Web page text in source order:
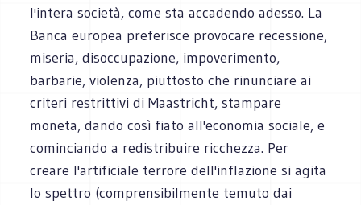
l'intera società, come sta accadendo adesso. La
Banca europea preferisce provocare recessione,
miseria, disoccupazione, impoverimento,
barbarie, violenza, piuttosto che rinunciare ai
criteri restrittivi di Maastricht, stampare
moneta, dando così fiato all'economia sociale, e
cominciando a redistribuire ricchezza. Per
creare l'artificiale terrore dell'inflazione si agita
lo spettro (comprensibilmente temuto dai